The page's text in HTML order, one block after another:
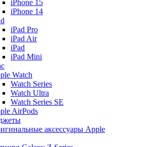
iPhone 15
iPhone 14
iPad Pro
iPad Air
iPad
iPad Mini
Watch
Watch Series
Watch Ultra
Watch Series SE
AirPods
аксессуары Apple